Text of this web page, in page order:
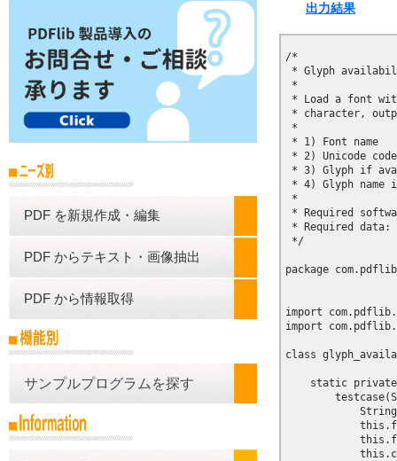
PDF を新規作成・編集
PDF からテキスト・画像抽出
PDF から情報取得
サンプルプログラムを探す
出力結果
/*
* Glyph
*
* Load a font
* character,
*
* 1) Font name
* 2) Unicode
* 3) Glyph if
* 4) Glyph
*
* Required
* Required
*/
package
import
import
class
static